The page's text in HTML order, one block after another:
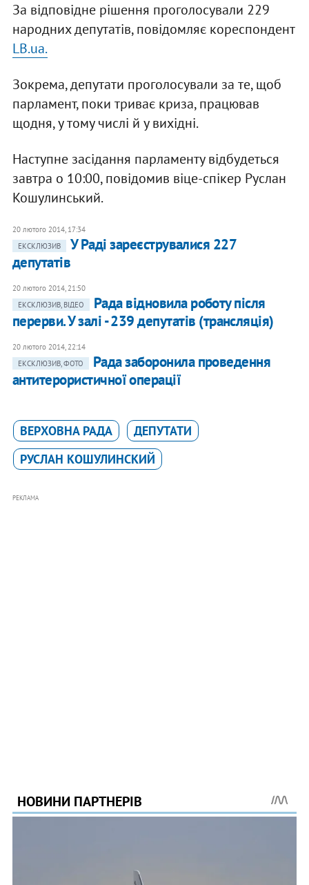
За відповідне рішення проголосували 229
народних депутатів, повідомляє кореспондент
LB.ua.
Зокрема, депутати проголосували за те, щоб
парламент, поки триває криза, працював
щодня, у тому числі й у вихідні.
Наступне засідання парламенту відбудеться
завтра о 10:00, повідомив віце-спікер Руслан
Кошулинський.
20 лютого 2014, 17:34
ЕКСКЛЮЗИВ
У Раді зареєструвалися 227
депутатів
20 лютого 2014, 21:50
ЕКСКЛЮЗИВ, ВІДЕО
Рада відновила роботу після
перерви. У залі - 239 депутатів (трансляція)
20 лютого 2014, 22:14
ЕКСКЛЮЗИВ, ФОТО
Рада заборонила проведення
антитерористичної операції
ВЕРХОВНА РАДА
ДЕПУТАТИ
РУСЛАН КОШУЛИНСКИЙ
РЕКЛАМА